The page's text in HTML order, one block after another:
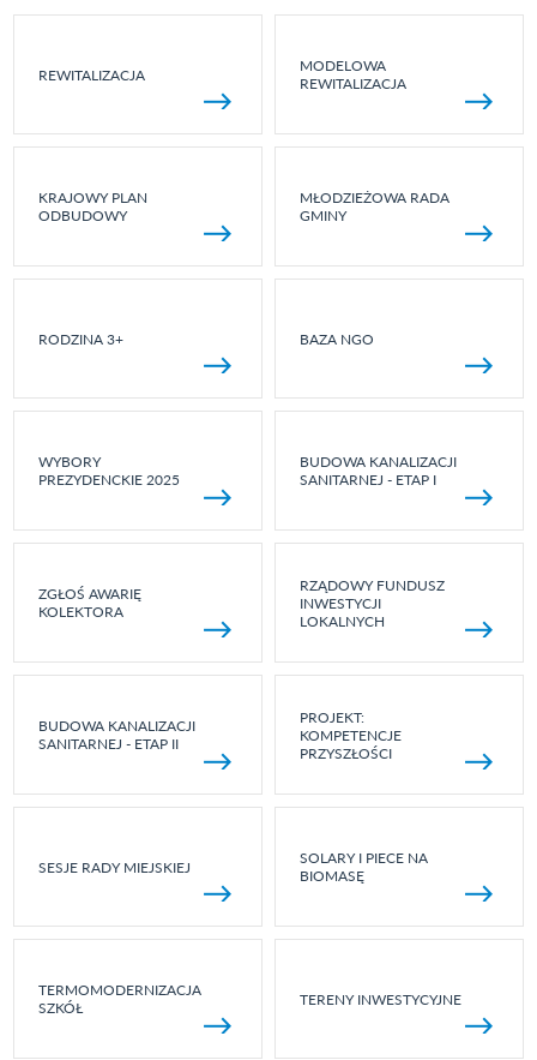
REWITALIZACJA
MODELOWA
REWITALIZACJA
KRAJOWY PLAN
ODBUDOWY
MŁODZIEŻOWA RADA
GMINY
RODZINA 3+ BAZA NGO
WYBORY
PREZYDENCKIE 2025
BUDOWA KANALIZACJI
SANITARNEJ - ETAP I
ZGŁOŚ AWARIĘ
KOLEKTORA
RZĄDOWY FUNDUSZ
INWESTYCJI
LOKALNYCH
BUDOWA KANALIZACJI
SANITARNEJ - ETAP II
PROJEKT:
KOMPETENCJE
PRZYSZŁOŚCI
SESJE RADY MIEJSKIEJ
SOLARY I PIECE NA
BIOMASĘ
TERMOMODERNIZACJA
SZKÓŁ
TERENY INWESTYCYJNE